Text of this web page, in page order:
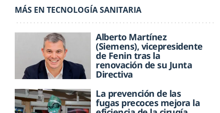
MÁS EN TECNOLOGÍA SANITARIA
Alberto Martínez
(Siemens), vicepresidente
de Fenin tras la
renovación de su Junta
Directiva
La prevención de las
fugas precoces mejora la